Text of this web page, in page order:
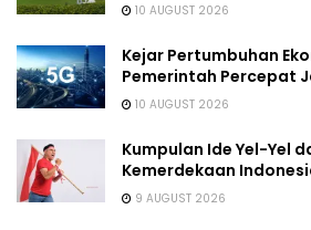
10 AUGUST 2026
Kejar Pertumbuhan
Pemerintah Percepat
10 AUGUST 2026
Kumpulan Ide Yel-Yel
Kemerdekaan
9 AUGUST 2026